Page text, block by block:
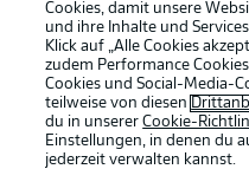
Cookies, damit unsere
und ihre Inhalte und
Klick auf „Alle Cookies
zudem Performance
Cookies und Social-Media-
teilweise von diesen
du in unsererCookie-
Einstellungen, in denen du
jederzeit verwalten kannst.